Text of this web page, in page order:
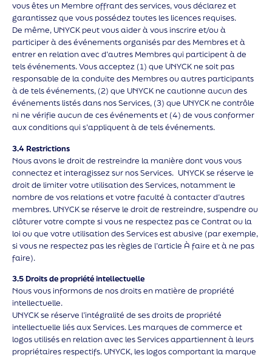
vous êtes un Membre offrant des services, vous déclarez et
garantissez que vous possédez toutes les licences requises.
De même, UNYCK peut vous aider à vous inscrire et/ou à
participer à des événements organisés par des Membres et à
entrer en relation avec d’autres Membres qui participent à de
tels événements. Vous acceptez (1) que UNYCK ne soit pas
responsable de la conduite des Membres ou autres participants
à de tels événements, (2) que UNYCK ne cautionne aucun des
événements listés dans nos Services, (3) que UNYCK ne contrôle
ni ne vérifie aucun de ces événements et (4) de vous conformer
aux conditions qui s’appliquent à de tels événements.
3.4 Restrictions
Nous avons le droit de restreindre la manière dont vous vous
connectez et interagissez sur nos Services. UNYCK se réserve le
droit de limiter votre utilisation des Services, notamment le
nombre de vos relations et votre faculté à contacter d’autres
membres. UNYCK se réserve le droit de restreindre, suspendre ou
clôturer votre compte si vous ne respectez pas ce Contrat ou la
loi ou que votre utilisation des Services est abusive (par exemple,
si vous ne respectez pas les règles de l’article À faire et à ne pas
faire).
3.5 Droits de propriété intellectuelle
Nous vous informons de nos droits en matière de propriété
intellectuelle.
UNYCK se réserve l’intégralité de ses droits de propriété
intellectuelle liés aux Services. Les marques de commerce et
logos utilisés en relation avec les Services appartiennent à leurs
propriétaires respectifs. UNYCK, les logos comportant la marque